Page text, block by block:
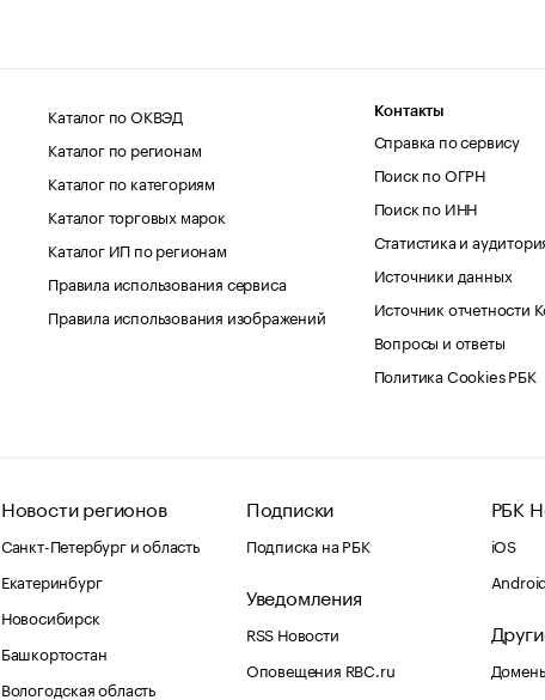
Каталог по ОКВЭД
Каталог по регионам
Каталог по категориям
Каталог торговых марок
Каталог ИП по регионам
Правила использования сервиса
Правила использования изображений
Контакты
Справка по сервису
Поиск по ОГРН
Поиск по ИНН
Статистика и
Источники данных
Источник отчетности
Вопросы и ответы
Политика Cookies РБК
Новости регионов
Санкт-Петербург и область
Екатеринбург
Новосибирск
Башкортостан
Вологодская область
Подписки
Подписка на РБК
Уведомления
RSS Новости
Оповещения RBC.ru
РБК
iOS